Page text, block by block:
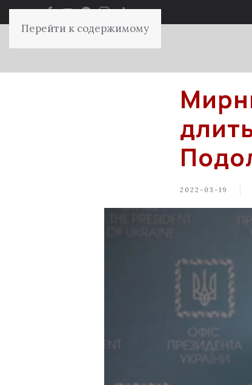
Перейти к содержимому
2022-03-19